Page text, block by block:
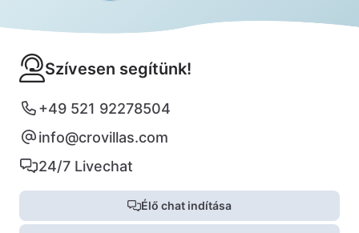
Szívesen segítünk!
+49 521 92278504
info@crovillas.com
24/7 Livechat
Élő chat indítása